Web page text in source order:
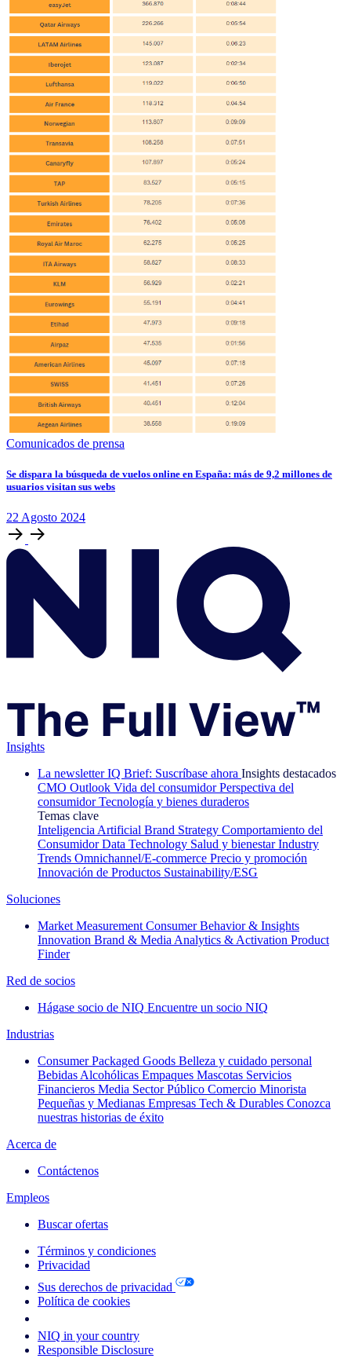
Comunicados de prensa
Se dispara la búsqueda de vuelos online en España: más de 9,2 millones de
usuarios visitan sus webs
22 Agosto 2024
Insights
La newsletter IQ Brief: Suscríbase ahora Insights destacados
CMO Outlook Vida del consumidor Perspectiva del
consumidor Tecnología y bienes duraderos
Temas clave
Inteligencia Artificial Brand Strategy Comportamiento del
Consumidor Data Technology Salud y bienestar Industry
Trends Omnichannel/E-commerce Precio y promoción
Innovación de Productos Sustainability/ESG
Soluciones
Market Measurement Consumer Behavior & Insights
Innovation Brand & Media Analytics & Activation Product
Finder
Red de socios
Hágase socio de NIQ Encuentre un socio NIQ
Industrias
Consumer Packaged Goods Belleza y cuidado personal
Bebidas Alcohólicas Empaques Mascotas Servicios
Financieros Media Sector Público Comercio Minorista
Pequeñas y Medianas Empresas Tech & Durables Conozca
nuestras historias de éxito
Acerca de
Contáctenos
Empleos
Buscar ofertas
Términos y condiciones
Privacidad
Sus derechos de privacidad
Política de cookies
NIQ in your country
Responsible Disclosure